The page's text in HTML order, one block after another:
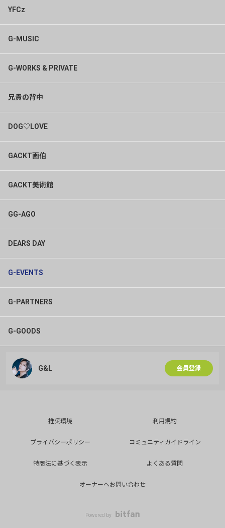
YFCz
G-MUSIC
G-WORKS & PRIVATE
兄貴の背中
DOG♡LOVE
GACKT画伯
GACKT美術館
GG-AGO
DEARS DAY
G-EVENTS
G-PARTNERS
G-GOODS
G&L 会員登録
推奨環境 利用規約
プライバシーポリシー コミュニティガイドライン
特商法に基づく表示 よくある質問
オーナーへお問い合わせ
Powered by